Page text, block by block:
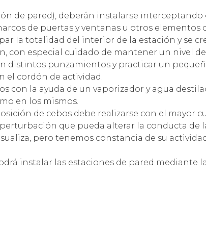
de pared), deberán instalarse
de puertas y ventanas u otros elementos
Ia totalidad del interior de la estación y se
con especial cuidado de mantener un nivel
distintos punzamientos y practicar un
el cordón de actividad.
con la ayuda de un vaporizador y agua
en los mismos.
de cebos debe realizarse con el
que pueda alterar la conducta de
pero tenemos constancia de su
instalar las estaciones de pared